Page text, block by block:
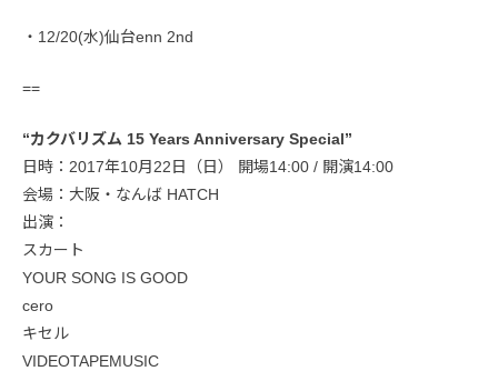
・12/20(水)仙台enn 2nd
==
“カクバリズム 15 Years Anniversary Special”
日時：2017年10月22日（日） 開場14:00 / 開演14:00
会場：大阪・なんば HATCH
出演：
スカート
YOUR SONG IS GOOD
cero
キセル
VIDEOTAPEMUSIC